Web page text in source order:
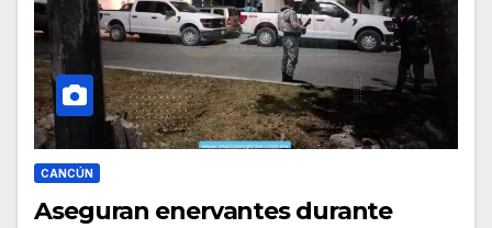
CANCÚN
Aseguran enervantes durante